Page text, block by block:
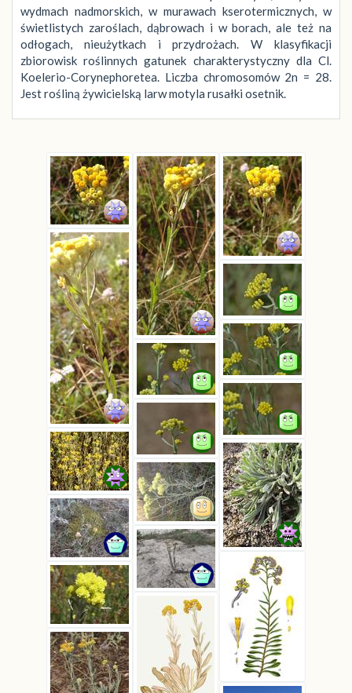
wydmach nadmorskich, w murawach kserotermicznych, w
świetlistych zaroślach, dąbrowach i w borach, ale też na
odłogach, nieużytkach i przydrożach. W klasyfikacji
zbiorowisk roślinnych gatunek charakterystyczny dla Cl.
Koelerio-Corynephoretea. Liczba chromosomów 2n = 28.
Jest rośliną żywicielską larw motyla rusałki osetnik.